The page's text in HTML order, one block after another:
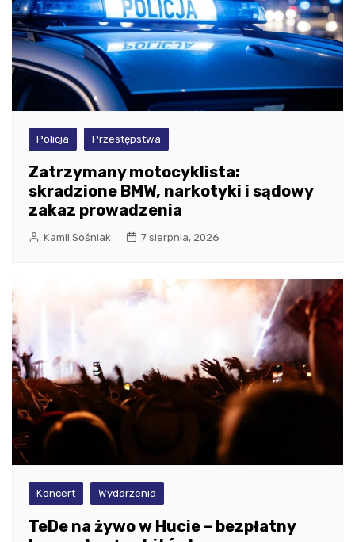
Policja Przestępstwa
Zatrzymany motocyklista:
skradzione BMW, narkotyki i sądowy
zakaz prowadzenia
Kamil Sośniak 7 sierpnia, 2026
Koncert Wydarzenia
TeDe na żywo w Hucie – bezpłatny